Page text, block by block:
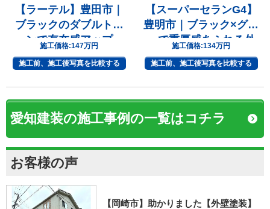
【ラーテル】豊田市｜
ブラックのダブルトー
ンで存在感アップ
施工価格:147万円
施工前、施工後写真を比較する
【スーパーセランG4】
豊明市｜ブラック×グレ
ーで重厚感あふれる外
観へ
施工価格:134万円
施工前、施工後写真を比較する
愛知建装の施工事例の一覧はコチラ
お客様の声
【岡崎市】助かりました【外壁塗装】